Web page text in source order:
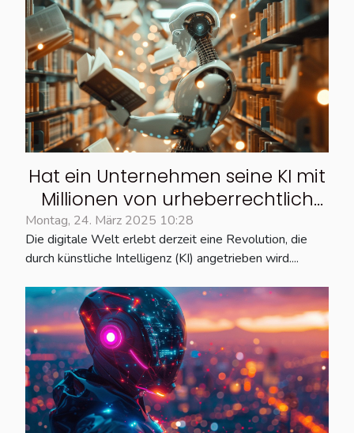
Hat ein Unternehmen seine KI mit
Millionen von urheberrechtlich
geschützten Büchern trainiert?
Sind Sie betroffen?
Montag, 24. März 2025 10:28
Die digitale Welt erlebt derzeit eine Revolution, die
durch künstliche Intelligenz (KI) angetrieben wird....